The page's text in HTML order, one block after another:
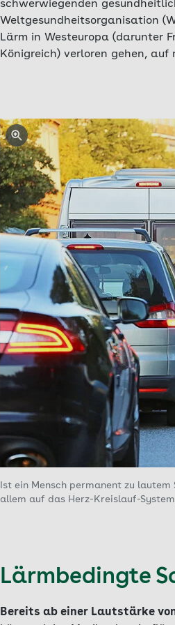
schwerwiegenden
Weltgesundheitsorganisation
Lärm in Westeuropa (darunter
Königreich) verloren gehen, auf
Ist ein Mensch permanent zu
allem auf das Herz-Kreislauf-
Lärmbedingte
Bereits ab einer Lautstärke